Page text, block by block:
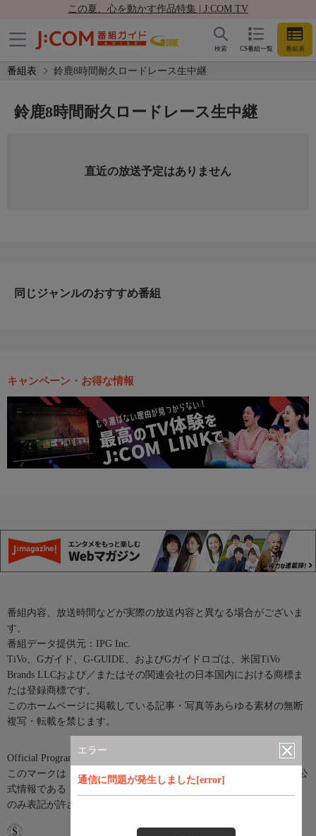
この夏、心を動かす作品特集 | J:COM TV
CS番組一覧 番組表
検索
番組表 鈴鹿8時間耐久ロードレース生中継
エラー
通信に問題が発生しました[error]
鈴鹿8時間耐久ロードレース生中継
直近の放送予定はありません
同じジャンルのおすすめ番組
キャンペーン・お得な情報
番組内容、放送時間などが実際の放送内容と異なる場合がございま
す。
番組データ提供元：IPG Inc.
TiVo、Gガイド、G-GUIDE、およびGガイドロゴは、米国TiVo
Brands LLCおよび／またはその関連会社の日本国内における商標ま
たは登録商標です。
このホームページに掲載している記事・写真等あらゆる素材の無断
複写・転載を禁じます。
Official Program Data Mark（公式番組情報マーク）
このマークは「Official Program Data Mark」といい、テレビ番組の公
式情報である「SI(Service Information)情報」を利用したサービスに
のみ表記が許されているマークです。